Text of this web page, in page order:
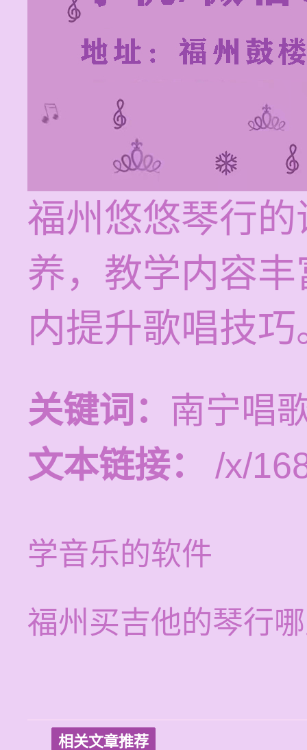
福州悠悠琴行
养，教学内容
内提升歌唱技巧
关键词： 南宁唱
文本链接：
/x/
学音乐的软件
福州买吉他的琴行
相关文章推荐